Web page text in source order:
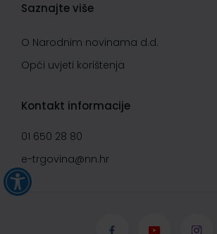
Saznajte više
O Narodnim novinama d.d.
Opći uvjeti korištenja
Kontakt informacije
01 650 28 80
e-trgovina@nn.hr